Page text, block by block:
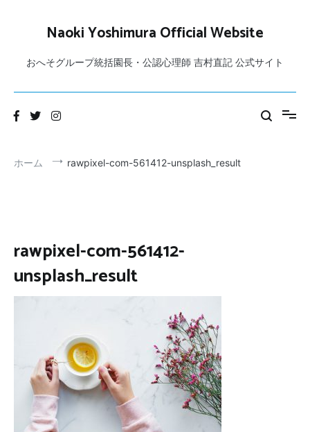
Naoki Yoshimura Official Website
おへそグループ統括園長・公認心理師 吉村直記 公式サイト
ホーム rawpixel-com-561412-unsplash_result
rawpixel-com-561412-
unsplash_result